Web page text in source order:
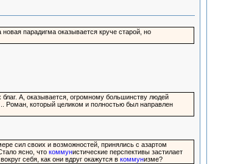
парадигма оказывается круче старой, но
благ. А, оказывается, огромному большинству людей
Роман, который целиком и полностью был направлен
сил своих и возможностей, принялись с азартом
ясно, что коммунистические перспективы застилает
себя, как они вдруг окажутся в коммунизме?